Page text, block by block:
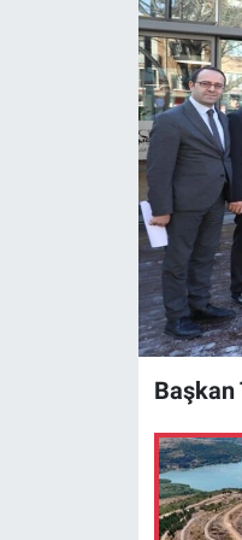
Başkan
Ekonomi
Teknoloji
Magazin